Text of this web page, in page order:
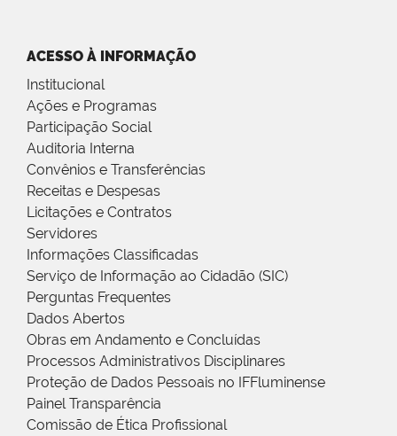
ACESSO À INFORMAÇÃO
Institucional
Ações e Programas
Participação Social
Auditoria Interna
Convênios e Transferências
Receitas e Despesas
Licitações e Contratos
Servidores
Informações Classificadas
Serviço de Informação ao Cidadão (SIC)
Perguntas Frequentes
Dados Abertos
Obras em Andamento e Concluídas
Processos Administrativos Disciplinares
Proteção de Dados Pessoais no IFFluminense
Painel Transparência
Comissão de Ética Profissional